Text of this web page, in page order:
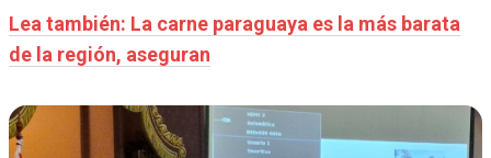
Lea también: La carne paraguaya es la más barata
de la región, aseguran